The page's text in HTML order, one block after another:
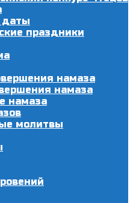
даты
праздники
намаза
намаза
намаза
молитвы